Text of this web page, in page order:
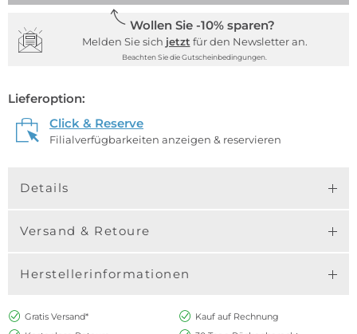
Wollen Sie -10% sparen?
Melden Sie sich jetzt für den Newsletter an.
Beachten Sie die Gutscheinbedingungen.
Lieferoption:
Click & Reserve
Filialverfügbarkeiten anzeigen & reservieren
Details
Versand & Retoure
Herstellerinformationen
Gratis Versand*
Kauf auf Rechnung